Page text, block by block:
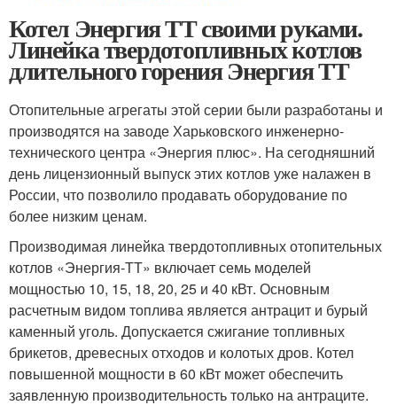
Котел Энергия ТТ своими руками.
Линейка твердотопливных котлов
длительного горения Энергия ТТ
Отопительные агрегаты этой серии были разработаны и
производятся на заводе Харьковского инженерно-
технического центра «Энергия плюс». На сегодняшний
день лицензионный выпуск этих котлов уже налажен в
России, что позволило продавать оборудование по
более низким ценам.
Производимая линейка твердотопливных отопительных
котлов «Энергия-ТТ» включает семь моделей
мощностью 10, 15, 18, 20, 25 и 40 кВт. Основным
расчетным видом топлива является антрацит и бурый
каменный уголь. Допускается сжигание топливных
брикетов, древесных отходов и колотых дров. Котел
повышенной мощности в 60 кВт может обеспечить
заявленную производительность только на антраците.